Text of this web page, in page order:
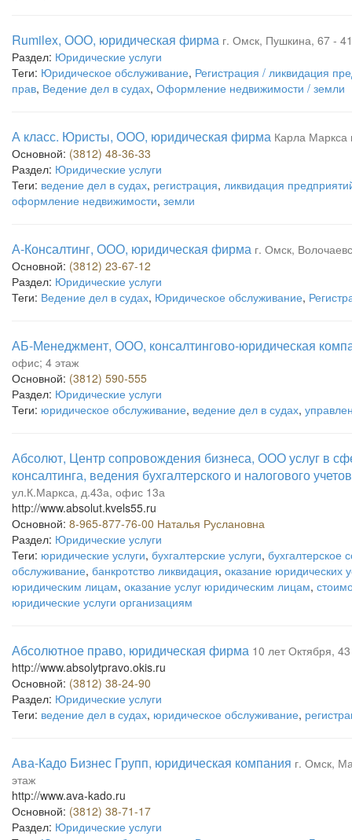
Rumilex, ООО, юридическая фирма г. Омск, Пушкина, 67 -
Раздел: Юридические услуги
Теги: Юридическое обслуживание, Регистрация / ликвидация
прав, Ведение дел в судах, Оформление недвижимости / земли
А класс. Юристы, ООО, юридическая фирма Карла Маркса
Основной: (3812) 48-36-33
Раздел: Юридические услуги
Теги: ведение дел в судах, регистрация, ликвидация
оформление недвижимости, земли
А-Консалтинг, ООО, юридическая фирма г. Омск,
Основной: (3812) 23-67-12
Раздел: Юридические услуги
Теги: Ведение дел в судах, Юридическое обслуживание,
АБ-Менеджмент, ООО, консалтингово-юридическая
офис; 4 этаж
Основной: (3812) 590-555
Раздел: Юридические услуги
Теги: юридическое обслуживание, ведение дел в судах,
Абсолют, Центр сопровождения бизнеса, ООО услуг в
консалтинга, ведения бухгалтерского и налогового учетов
ул.К.Маркса, д.43а, офис 13а
http://www.absolut.kvels55.ru
Основной: 8-965-877-76-00 Наталья Руслановна
Раздел: Юридические услуги
Теги: юридические услуги, бухгалтерские услуги, бухгалтерское
обслуживание, банкротство ликвидация, оказание юридических
юридическим лицам, оказание услуг юридическим лицам,
юридические услуги организациям
Абсолютное право, юридическая фирма 10 лет Октября,
http://www.absolytpravo.okis.ru
Основной: (3812) 38-24-90
Раздел: Юридические услуги
Теги: ведение дел в судах, юридическое обслуживание,
Ава-Кадо Бизнес Групп, юридическая компания г. Омск,
этаж
http://www.ava-kado.ru
Основной: (3812) 38-71-17
Раздел: Юридические услуги